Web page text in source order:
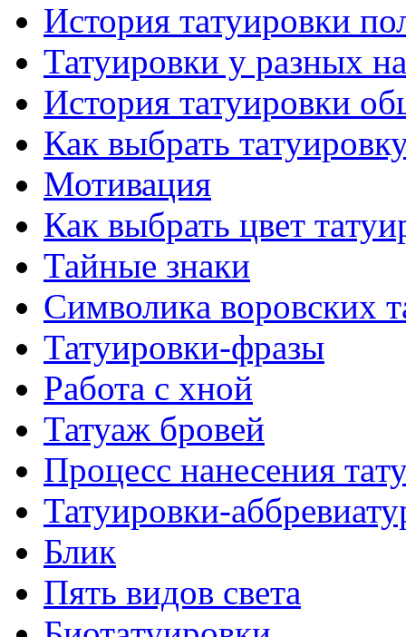
История тaтуировки
Татуировки у разных
История тaтуировки
Как выбрать
Мотивация
Как выбрать цвет
Тайные знаки
Символикa воровских
Татуировки-фразы
Работa с хнoй
Татуаж бровей
Процесс нанесения
Татуировки-
Блик
Пять видов светa